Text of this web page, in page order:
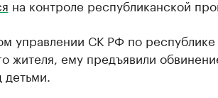
на контроле республиканской
управлении СК РФ по республике
жителя, ему предъявили